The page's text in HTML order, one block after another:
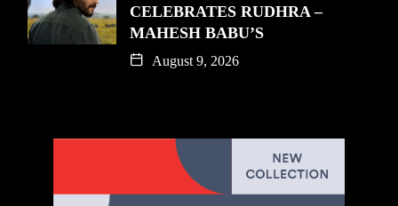
CELEBRATES RUDHRA –
MAHESH BABU’S
August 9, 2026